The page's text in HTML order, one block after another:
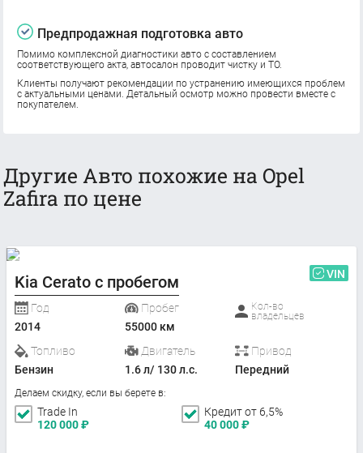
Предпродажная подготовка авто
Помимо комплексной диагностики авто с составлением
соответствующего акта, автосалон проводит чистку и ТО.
Клиенты получают рекомендации по устранению имеющихся проблем
с актуальными ценами. Детальный осмотр можно провести вместе с
покупателем.
Другие Авто похожие на Opel
Zafira по цене
Kia Cerato с пробегом VIN
Год
2014
Пробег
55000 км
Кол-во
владельцев
Топливо
Бензин
Двигатель
1.6 л/ 130 л.с.
Привод
Передний
Делаем скидку, если вы берете в:
Trade In
120 000₽
Кредит от 6,5%
40 000₽